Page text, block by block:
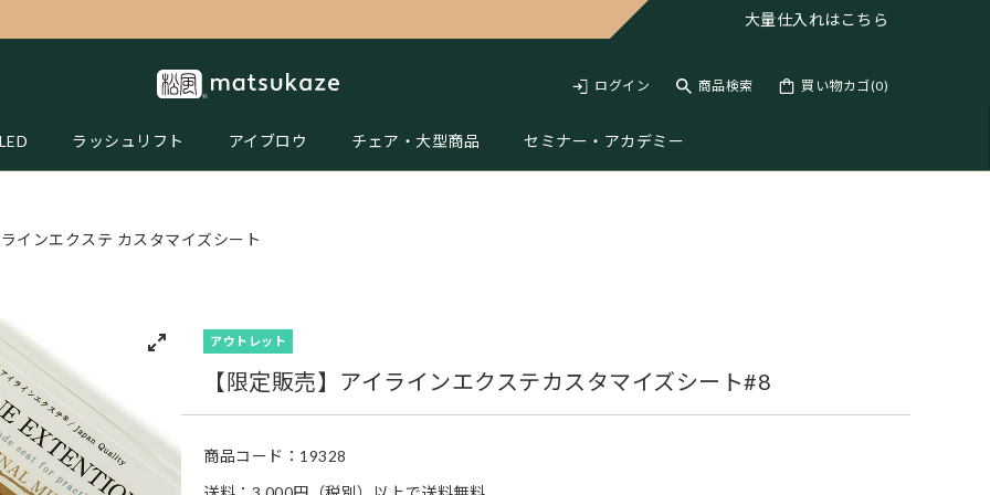
大量仕入れはこちら
ログイン 商品検索 買い物カゴ(0)
ラッシュリフト アイブロウ チェア・大型商品 セミナー・アカデミー
インエクステ カスタマイズシート
アウトレット
【限定販売】アイラインエクステカスタマイズシート#8
商品コード： 19328